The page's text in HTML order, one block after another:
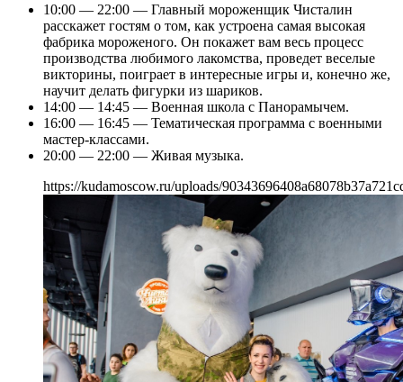
10:00 — 22:00 — Главный мороженщик Чисталин
расскажет гостям о том, как устроена самая высокая
фабрика мороженого. Он покажет вам весь процесс
производства любимого лакомства, проведет веселые
викторины, поиграет в интересные игры и, конечно же,
научит делать фигурки из шариков.
14:00 — 14:45 — Военная школа с Панорамычем.
16:00 — 16:45 — Тематическая программа с военными
мастер-классами.
20:00 — 22:00 — Живая музыка.
https://kudamoscow.ru/uploads/